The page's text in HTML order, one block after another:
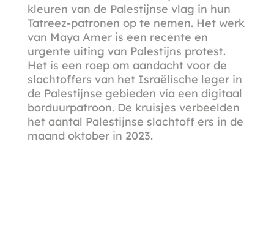
kleuren van de Palestijnse vlag in hun
Tatreez-patronen op te nemen. Het werk
van Maya Amer is een recente en
urgente uiting van Palestijns protest.
Het is een roep om aandacht voor de
slachtoffers van het Israëlische leger in
de Palestijnse gebieden via een digitaal
borduurpatroon. De kruisjes verbeelden
het aantal Palestijnse slachtoff ers in de
maand oktober in 2023.